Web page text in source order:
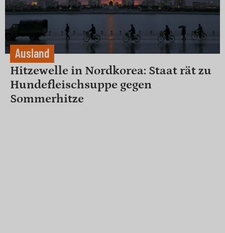
Ausland
Hitzewelle in Nordkorea: Staat rät zu
Hundefleischsuppe gegen
Sommerhitze